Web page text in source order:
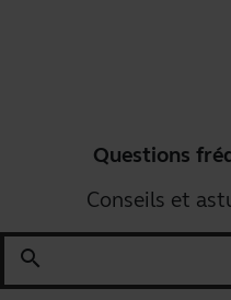
Questions
Conseils et
search